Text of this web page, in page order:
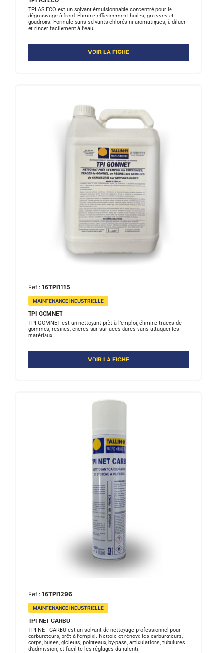
TPI AS ECO est un solvant émulsionnable concentré pour le
dégraissage à froid. Élimine efficacement huiles, graisses et
goudrons. Formule sans solvants chlorés ni aromatiques, à diluer
et rincer facilement à l’eau.
VOIR LA FICHE
Ref : 16TPI1115
MAINTENANCE INDUSTRIELLE
TPI GOMNET
TPI GOMNET est un nettoyant prêt à l’emploi, élimine traces de
gommes, résines, encres sur surfaces dures sans attaquer les
matériaux.
VOIR LA FICHE
Ref : 16TPI1296
MAINTENANCE INDUSTRIELLE
TPI NET CARBU
TPI NET CARBU est un solvant de nettoyage professionnel pour
carburateurs, prêt à l’emploi. Nettoie et rénove les carburateurs,
corps, buses, gicleurs, pointeaux, by-pass, articulations, tubulures
d’admission, et facilite les réglages du ralenti.